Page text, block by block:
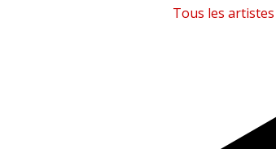
Tous les artistes